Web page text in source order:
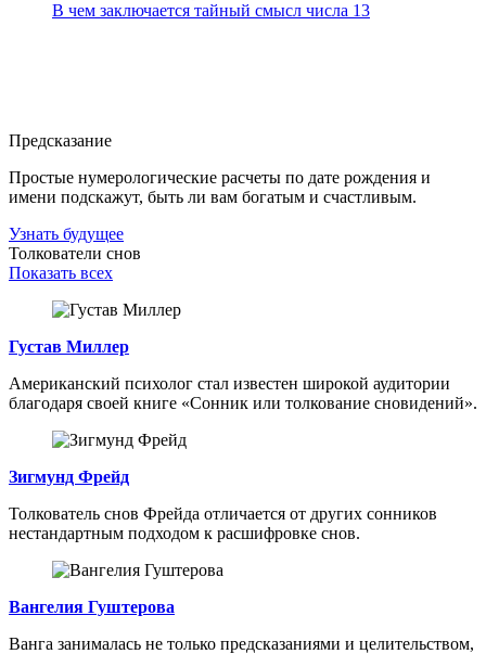
В чем заключается тайный смысл числа 13
Предсказание
Простые нумерологические расчеты по дате рождения и
имени подскажут, быть ли вам богатым и счастливым.
Узнать будущее
Толкователи снов
Показать всех
Густав Миллер
Американский психолог стал известен широкой аудитории
благодаря своей книге «Сонник или толкование сновидений».
Зигмунд Фрейд
Толкователь снов Фрейда отличается от других сонников
нестандартным подходом к расшифровке снов.
Вангелия Гуштерова
Ванга занималась не только предсказаниями и целительством,